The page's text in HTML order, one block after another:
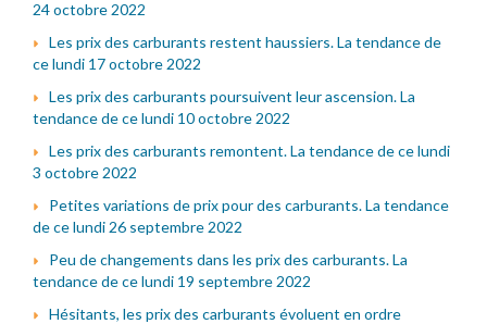
24 octobre 2022
Les prix des carburants restent haussiers. La tendance de
ce lundi 17 octobre 2022
Les prix des carburants poursuivent leur ascension. La
tendance de ce lundi 10 octobre 2022
Les prix des carburants remontent. La tendance de ce lundi
3 octobre 2022
Petites variations de prix pour des carburants. La tendance
de ce lundi 26 septembre 2022
Peu de changements dans les prix des carburants. La
tendance de ce lundi 19 septembre 2022
Hésitants, les prix des carburants évoluent en ordre